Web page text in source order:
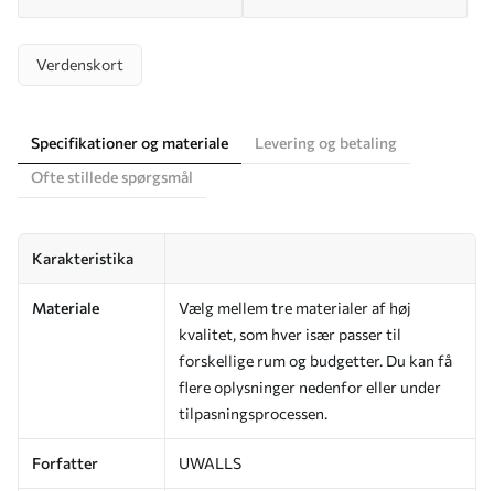
Verdenskort
Specifikationer og materiale
Levering og betaling
Ofte stillede spørgsmål
Karakteristika
Materiale
Vælg mellem tre materialer af høj
kvalitet, som hver især passer til
forskellige rum og budgetter. Du kan få
flere oplysninger nedenfor eller under
tilpasningsprocessen.
Forfatter UWALLS